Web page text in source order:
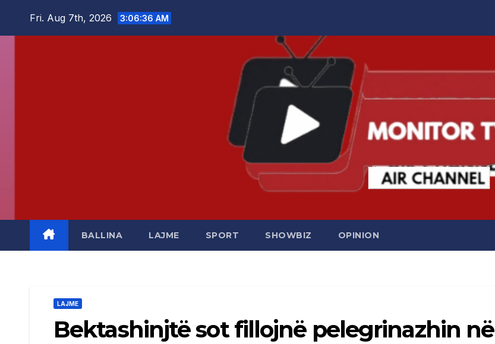
Fri. Aug 7th, 2026 3:06:37 AM
BALLINA LAJME SPORT SHOWBIZ OPINION
LAJME
Bektashinjtë sot fillojnë pelegrinazhin në